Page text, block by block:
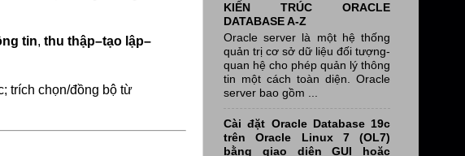
tin, thu thập–tạo lập–
trích chọn/đồng bộ từ
KIẾN TRÚC ORACLE
DATABASE A-Z
Oracle server là một hệ thống
quản trị cơ sở dữ liệu đối tượng-
quan hệ cho phép quản lý thông
tin một cách toàn diện. Oracle
server bao gồm ...
Cài đặt Oracle Database 19c
trên Oracle Linux 7 (OL7)
bằng giao diện GUI hoặc